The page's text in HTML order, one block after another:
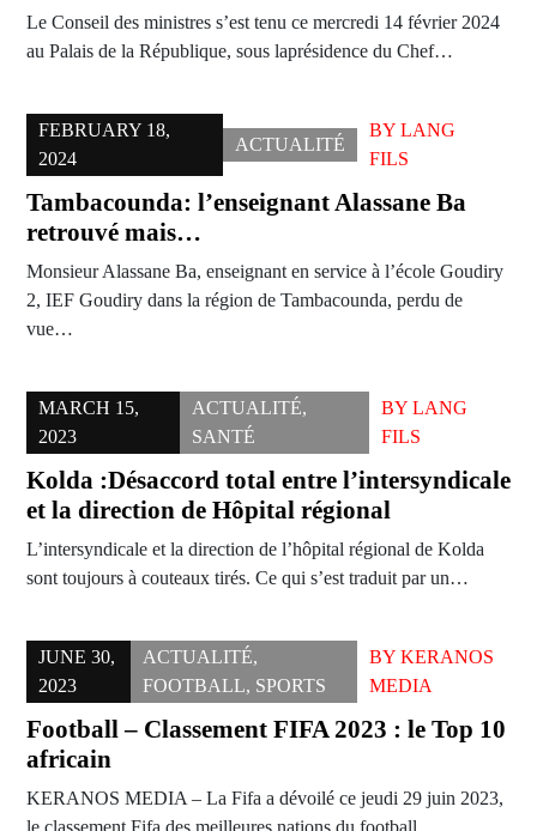
Le Conseil des ministres s’est tenu ce mercredi 14 février 2024
au Palais de la République, sous laprésidence du Chef…
FEBRUARY 18,
2024
ACTUALITÉ
BYLANG
FILS
Tambacounda: l’enseignant Alassane Ba
retrouvé mais…
Monsieur Alassane Ba, enseignant en service à l’école Goudiry
2, IEF Goudiry dans la région de Tambacounda, perdu de
vue…
MARCH 15,
2023
ACTUALITÉ,
SANTÉ
BY LANG
FILS
Kolda :Désaccord total entre l’intersyndicale
et la direction de Hôpital régional
L’intersyndicale et la direction de l’hôpital régional de Kolda
sont toujours à couteaux tirés. Ce qui s’est traduit par un…
JUNE 30,
2023
ACTUALITÉ,
FOOTBALL, SPORTS
BYKERANOS
MEDIA
Football – Classement FIFA 2023 : le Top 10
africain
KERANOS MEDIA – La Fifa a dévoilé ce jeudi 29 juin 2023,